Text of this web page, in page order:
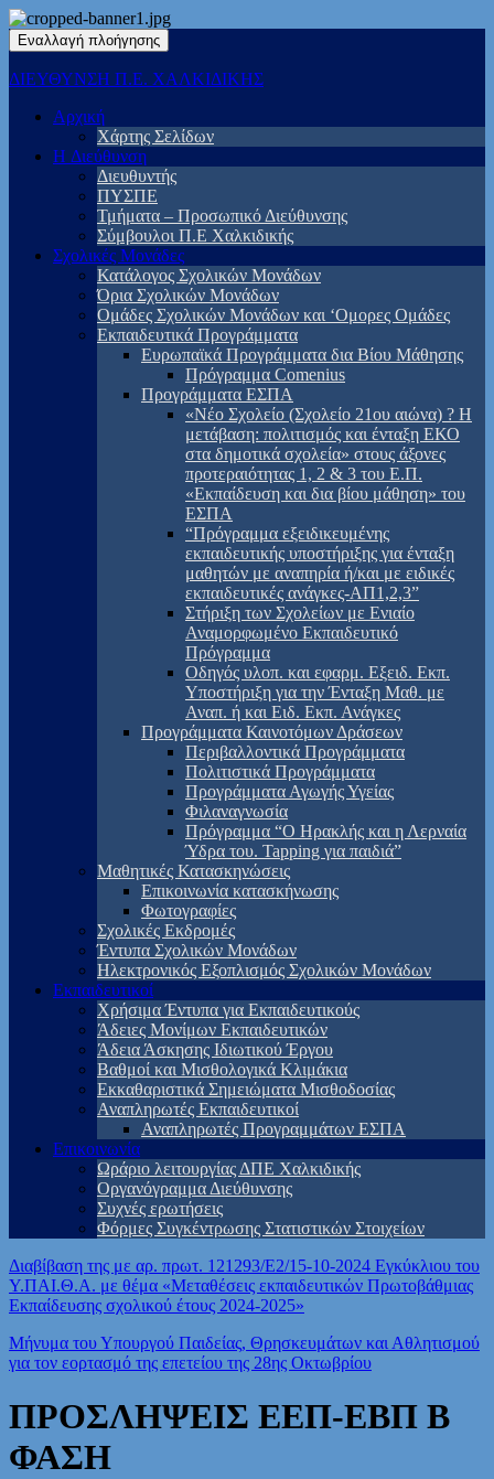
Εναλλαγή πλοήγησης
ΔΙΕΥΘΥΝΣΗ Π.Ε. ΧΑΛΚΙΔΙΚΗΣ
Αρχική
Χάρτης Σελίδων
H Διεύθυνση
Διευθυντής
ΠΥΣΠΕ
Τμήματα – Προσωπικό Διεύθυνσης
Σύμβουλοι Π.Ε Χαλκιδικής
Σχολικές Μονάδες
Κατάλογος Σχολικών Μονάδων
Όρια Σχολικών Μονάδων
Ομάδες Σχολικών Μονάδων και ‘Ομορες Ομάδες
Εκπαιδευτικά Προγράμματα
Ευρωπαϊκά Προγράμματα δια Βίου Μάθησης
Πρόγραμμα Comenius
Προγράμματα ΕΣΠΑ
«Νέο Σχολείο (Σχολείο 21ου αιώνα) ? Η
μετάβαση: πολιτισμός και ένταξη ΕΚΟ
στα δημοτικά σχολεία» στους άξονες
προτεραιότητας 1, 2 & 3 του Ε.Π.
«Εκπαίδευση και δια βίου μάθηση» του
ΕΣΠΑ
“Πρόγραμμα εξειδικευμένης
εκπαιδευτικής υποστήριξης για ένταξη
μαθητών με αναπηρία ή/και με ειδικές
εκπαιδευτικές ανάγκες-ΑΠ1,2,3”
Στήριξη των Σχολείων με Ενιαίο
Αναμορφωμένο Εκπαιδευτικό
Πρόγραμμα
Οδηγός υλοπ. και εφαρμ. Εξειδ. Εκπ.
Υποστήριξη για την Ένταξη Μαθ. με
Αναπ. ή και Ειδ. Εκπ. Ανάγκες
Προγράμματα Καινοτόμων Δράσεων
Περιβαλλοντικά Προγράμματα
Πολιτιστικά Προγράμματα
Προγράμματα Αγωγής Υγείας
Φιλαναγνωσία
Πρόγραμμα “Ο Ηρακλής και η Λερναία
Ύδρα του. Tapping για παιδιά”
Μαθητικές Κατασκηνώσεις
Επικοινωνία κατασκήνωσης
Φωτογραφίες
Σχολικές Εκδρομές
Έντυπα Σχολικών Μονάδων
Ηλεκτρονικός Εξοπλισμός Σχολικών Μονάδων
Εκπαιδευτικοί
Χρήσιμα Έντυπα για Εκπαιδευτικούς
Άδειες Μονίμων Εκπαιδευτικών
Άδεια Άσκησης Ιδιωτικού Έργου
Βαθμοί και Μισθολογικά Κλιμάκια
Εκκαθαριστικά Σημειώματα Μισθοδοσίας
Αναπληρωτές Εκπαιδευτικοί
Αναπληρωτές Προγραμμάτων ΕΣΠΑ
Επικοινωνία
Ωράριο λειτουργίας ΔΠΕ Χαλκιδικής
Οργανόγραμμα Διεύθυνσης
Συχνές ερωτήσεις
Φόρμες Συγκέντρωσης Στατιστικών Στοιχείων
Διαβίβαση της με αρ. πρωτ. 121293/Ε2/15-10-2024 Εγκύκλιου του
Υ.ΠΑΙ.Θ.Α. με θέμα «Μεταθέσεις εκπαιδευτικών Πρωτοβάθμιας
Εκπαίδευσης σχολικού έτους 2024-2025»
Μήνυμα του Υπουργού Παιδείας, Θρησκευμάτων και Αθλητισμού
για τον εορτασμό της επετείου της 28ης Οκτωβρίου
ΠΡΟΣΛΗΨΕΙΣ ΕΕΠ-ΕΒΠ Β
ΦΑΣΗ